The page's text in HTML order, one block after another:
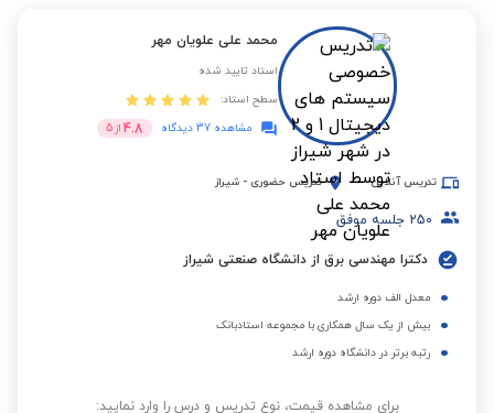
محمد علی علویان مهر
استاد تایید شده
سطح استاد:
مشاهده 37 دیدگاه
4.8 از 5
تدریس آنلاین تدریس حضوری - شیراز
250 جلسه موفق
دکترا مهندسی برق از دانشگاه صنعتی شیراز
معدل الف دوره ارشد
بیش از یک سال همکاری با مجموعه استادبانک
رتبه برتر در دانشگاه دوره ارشد
برای مشاهده قیمت، نوع تدریس و درس را وارد نمایید: